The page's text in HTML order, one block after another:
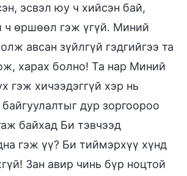
эсвэл юу ч хийсэн бай,
ч өршөөл гэж үгүй. Миний
авсан зүйлгүй гэдгийгээ та
харах болно! Та нар Миний
гэж хичээдэггүй хэр нь
дур зоргоороо
байхад Би тэвчээд
гэж үү? Би тиймэрхүү хүнд
Зан авир чинь бүр ноцтой